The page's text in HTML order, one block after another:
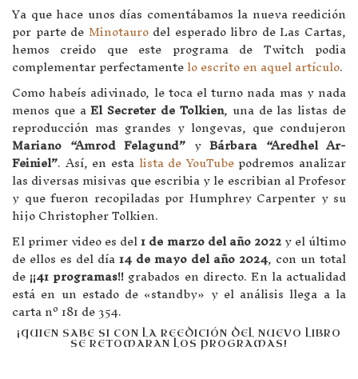
Ya que hace unos días comentábamos la nueva reedición
por parte de Minotaurodel esperado libro de Las Cartas,
hemos creido que este programa de Twitch podia
complementar perfectamentelo escrito en aquel artículo.
Como habeís adivinado, le toca el turno nada mas y nada
menos que aEl Secreter de Tolkien, una de las listas de
reproducción mas grandes y longevas, que condujeron
Mariano “Amrod Felagund” y Bárbara “Aredhel Ar-
Feiniel”. Así, en esta lista de YouTubepodremos analizar
las diversas misivas que escribia y le escribian al Profesor
y que fueron recopiladas por Humphrey Carpenter y su
hijo Christopher Tolkien.
El primer video es del1 de marzo del año 2022y el último
de ellos es del día14 de mayo del año 2024, con un total
de¡¡41 programas!!grabados en directo. En la actualidad
está en un estado de «standby» y el análisis llega a la
carta nº 181 de 354.
¡QUIEN SABE SI CON LA REEDICIÓN DEL NUEVO LIBRO
SE RETOMARAN LOS PROGRAMAS!